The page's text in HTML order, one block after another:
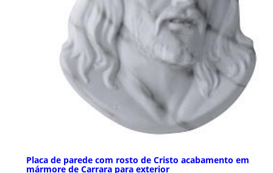
Placa de parede com rosto de Cristo acabamento em
mármore de Carrara para exterior